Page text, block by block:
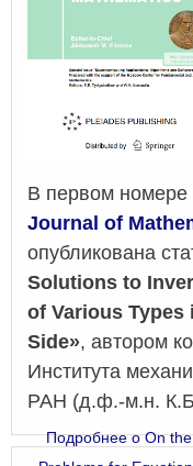
В первом номере
Journal of
опубликована
Solutions to
of Various Types
Side», автором
Института
РАН (д.ф.-м.н.
Подробнеео On the